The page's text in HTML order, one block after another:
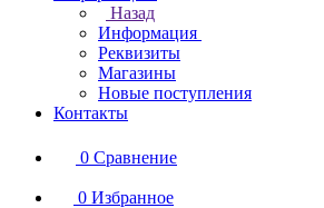
Назад
Информация
Реквизиты
Магазины
Новые поступления
Контакты
0 Сравнение
0 Избранное